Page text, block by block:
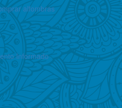
alfombras
Informado